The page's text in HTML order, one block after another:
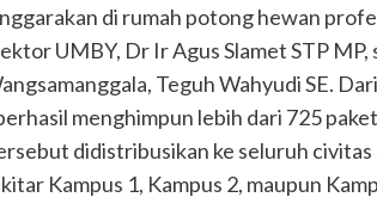
di rumah potong hewan
UMBY, Dr Ir Agus Slamet STP MP,
Teguh Wahyudi SE.
menghimpun lebih dari 725
didistribusikan ke seluruh civitas
Kampus 1, Kampus 2, maupun